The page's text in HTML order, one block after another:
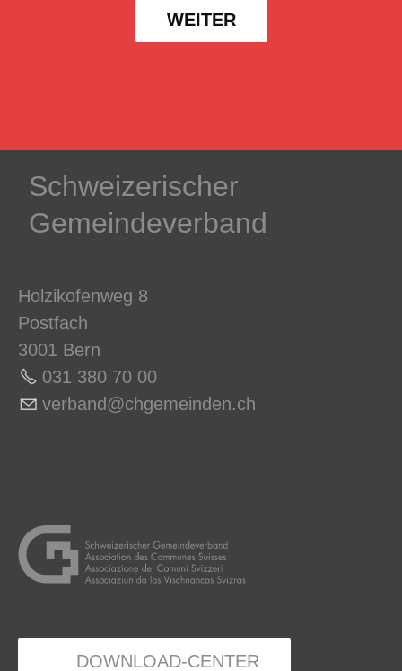
WEITER
Schweizerischer
Gemeindeverband
Holzikofenweg 8
Postfach
3001 Bern
031 380 70 00
v rb nd chg m nd n ch
DOWNLOAD-CENTER